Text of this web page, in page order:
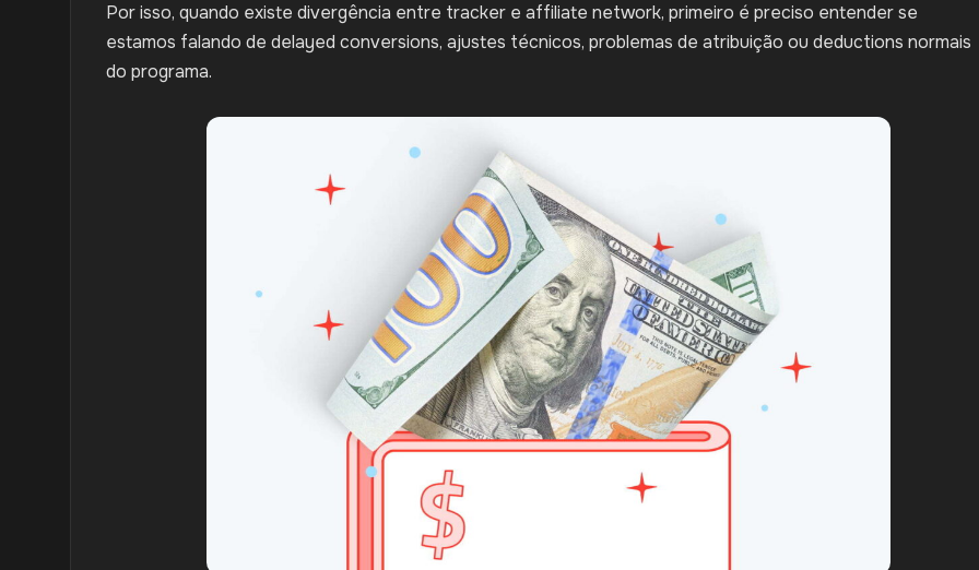
Por isso, quando existe divergência entre tracker e affiliate network, primeiro é preciso entender se
estamos falando de delayed conversions, ajustes técnicos, problemas de atribuição ou deductions normais
do programa.